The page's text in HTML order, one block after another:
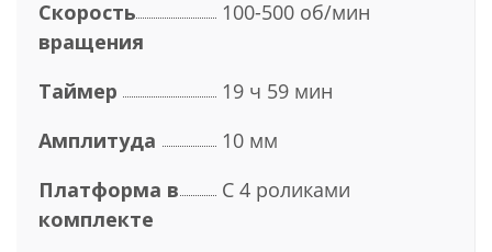
Скорость
вращения
100-500 об/мин
Таймер
19 ч 59 мин
Амплитуда
10 мм
Платформа в
комплекте
С 4 роликами